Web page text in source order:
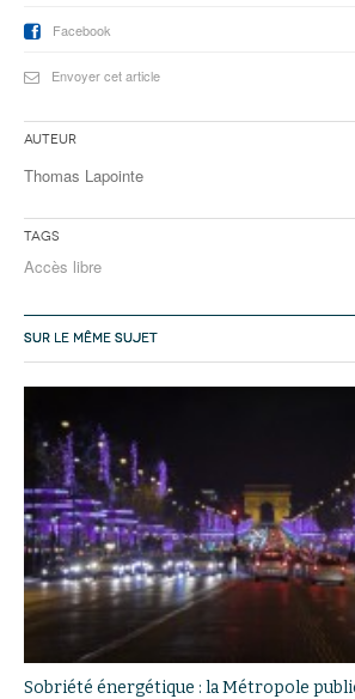
Facebook
Envoyer cet article
Auteur
Thomas Lapointe
Tags
Accès libre
SUR LE MÊME SUJET
Sobriété énergétique : la Métropole